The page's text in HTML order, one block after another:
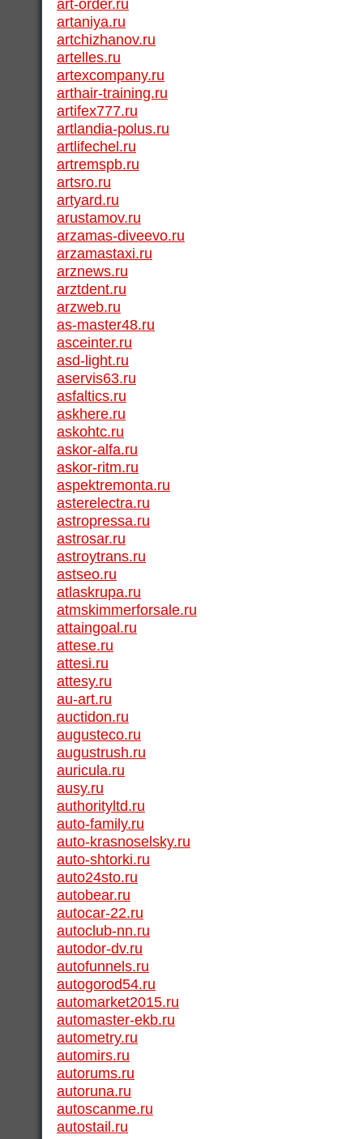
art-order.ru
artaniya.ru
artchizhanov.ru
artelles.ru
artexcompany.ru
arthair-training.ru
artifex777.ru
artlandia-polus.ru
artlifechel.ru
artremspb.ru
artsro.ru
artyard.ru
arustamov.ru
arzamas-diveevo.ru
arzamastaxi.ru
arznews.ru
arztdent.ru
arzweb.ru
as-master48.ru
asceinter.ru
asd-light.ru
aservis63.ru
asfaltics.ru
askhere.ru
askohtc.ru
askor-alfa.ru
askor-ritm.ru
aspektremonta.ru
asterelectra.ru
astropressa.ru
astrosar.ru
astroytrans.ru
astseo.ru
atlaskrupa.ru
atmskimmerforsale.ru
attaingoal.ru
attese.ru
attesi.ru
attesy.ru
au-art.ru
auctidon.ru
augusteco.ru
augustrush.ru
auricula.ru
ausy.ru
authorityltd.ru
auto-family.ru
auto-krasnoselsky.ru
auto-shtorki.ru
auto24sto.ru
autobear.ru
autocar-22.ru
autoclub-nn.ru
autodor-dv.ru
autofunnels.ru
autogorod54.ru
automarket2015.ru
automaster-ekb.ru
autometry.ru
automirs.ru
autorums.ru
autoruna.ru
autoscanme.ru
autostail.ru